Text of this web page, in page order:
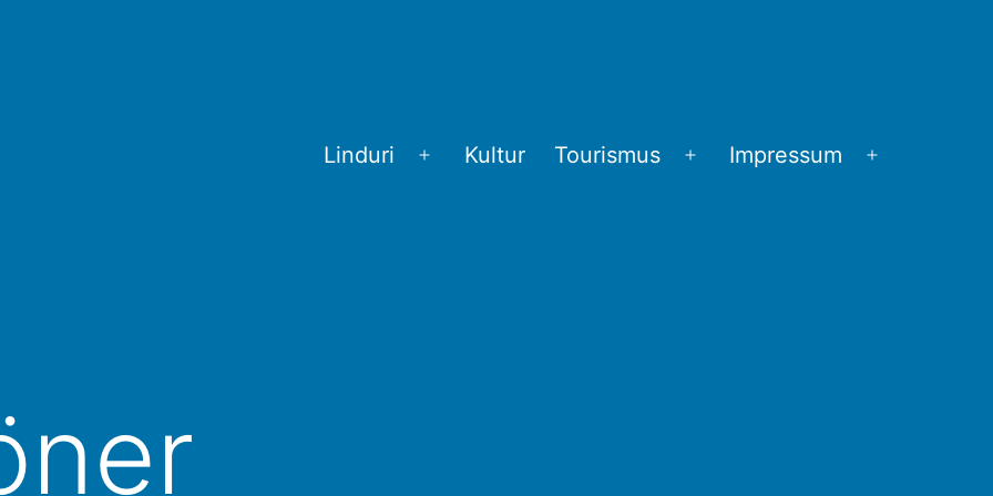
Linduri
Menü
Kultur Tourismus
Menü
Impressum